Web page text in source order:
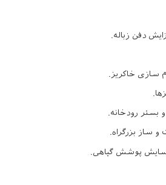
دفن زباله.
سازی خاکریز.
رودخانه.
و ساز بزرگراه.
پوشش گیاهی.